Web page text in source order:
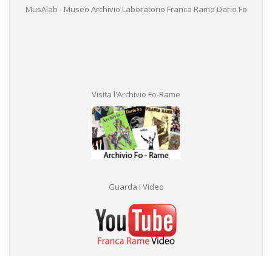
MusAlab - Museo Archivio Laboratorio Franca Rame Dario Fo
Visita l'Archivio Fo-Rame
Guarda i Video